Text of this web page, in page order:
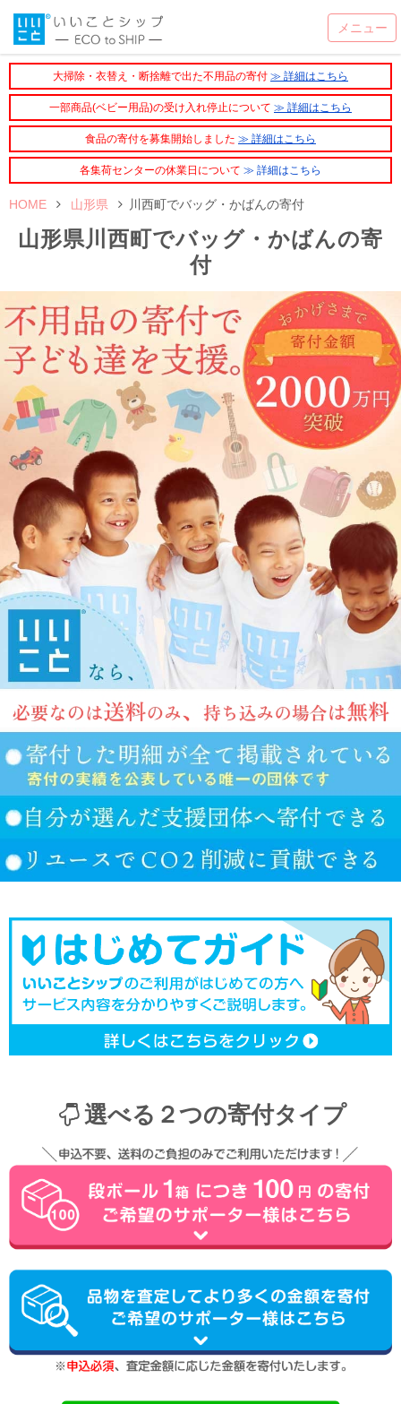
大掃除・衣替え・断捨離で出た不用品の寄付 ≫ 詳細はこちら
一部商品(ベビー用品)の受け入れ停止について ≫ 詳細はこちら
食品の寄付を募集開始しました ≫ 詳細はこちら
各集荷センターの休業日について ≫ 詳細はこちら
HOME 山形県 川西町でバッグ・かばんの寄付
山形県川西町でバッグ・かばんの寄
付
選べる２つの寄付タイプ